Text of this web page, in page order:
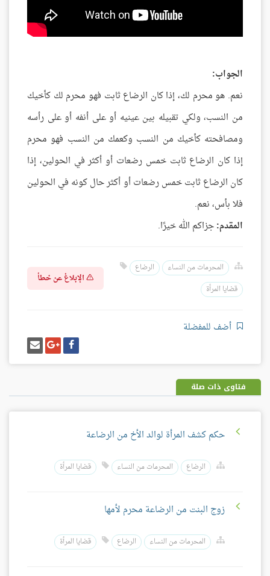
الجواب:
نعم. هو محرم لك، إذا كان الرضاع ثابت فهو محرم لك كأخيك
من النسب، ولكي تقبيله بين عينيه أو على أنفه أو على رأسه
ومصافحته كأخيك من النسب وكعمك من النسب فهو محرم
إذا كان الرضاع ثابت خمس رضعات أو أكثر في الحولين، إذا
كان الرضاع ثابت خمس رضعات أو أكثر حال كونه في الحولين
فلا بأس، نعم.
المقدم:جزاكم الله خيرًا.
المحرمات من النساء
الرضاع
قضايا المرأة
الإبلاغ عن خطأ
أضف للمفضلة
شارك
على
فيسبوك
شارك
على
غوغل
بلس
إرسل
إيميل
فتاوى ذات صلة
حكم كشف المرأة لوالد الأخ من الرضاعة
الرضاع المحرمات من النساء قضايا المرأة
زوج البنت من الرضاعة محرم لأمها
المحرمات من النساء الرضاع قضايا المرأة